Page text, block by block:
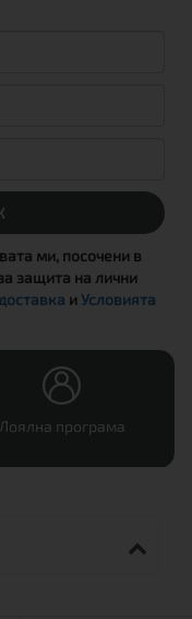
ми, посочени в
защита на лични
иУсловията
Лоялна програма